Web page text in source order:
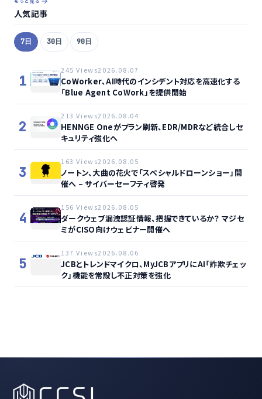
人気記事
7日 30日 90日
1
245 Views2026.08.07
CoWorker、AI時代のインシデント対応を高速化する
「Blue Agent CoWork」を提供開始
2
213 Views2026.08.04
HENNGE Oneがプラン刷新、EDR/MDRなど統合しセ
キュリティ強化へ
3
163 Views2026.08.05
ノートン、大曲の花火で「スペシャルドローンショー」開
催へ – サイバーセーフティ啓発
4
156 Views2026.08.05
ダークウェブ漏洩認証情報、把握できているか？ マジセ
ミがCISO向けウェビナー開催へ
5
137 Views2026.08.06
JCBとトレンドマイクロ、MyJCBアプリにAI「詐欺チェッ
ク」機能を常設し不正対策を強化